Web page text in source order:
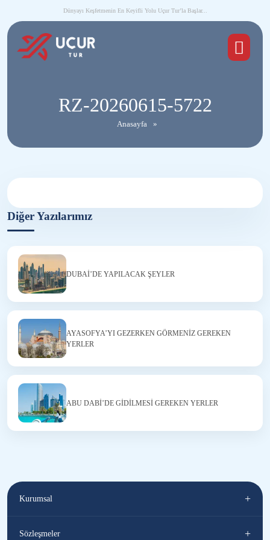
Dünyayı Keşfetmenin En Keyifli Yolu Uçur Tur’la Başlar...
RZ-20260615-5722
Anasayfa »
Diğer Yazılarımız
DUBAİ’DE YAPILACAK ŞEYLER
AYASOFYA’YI GEZERKEN GÖRMENİZ GEREKEN
YERLER
ABU DABİ’DE GİDİLMESİ GEREKEN YERLER
Kurumsal +
Blog
Sözleşmeler +